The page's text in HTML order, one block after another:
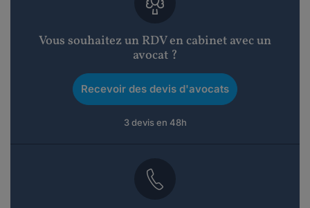
Vous souhaitez un RDV en cabinet avec un
avocat ?
Recevoir des devis d'avocats
3 devis en 48h